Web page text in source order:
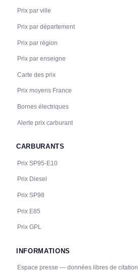
Prix par ville
Prix par département
Prix par région
Prix par enseigne
Carte des prix
Prix moyens France
Bornes électriques
Alerte prix carburant
CARBURANTS
Prix SP95-E10
Prix Diesel
Prix SP98
Prix E85
Prix GPL
INFORMATIONS
Espace presse — données libres de citation